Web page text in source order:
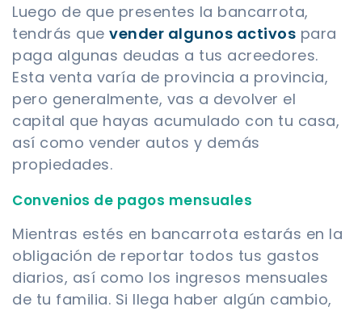
Luego de que presentes la bancarrota,
tendrás que vender algunos activos para
paga algunas deudas a tus acreedores.
Esta venta varía de provincia a provincia,
pero generalmente, vas a devolver el
capital que hayas acumulado con tu casa,
así como vender autos y demás
propiedades.
Convenios de pagos mensuales
Mientras estés en bancarrota estarás en la
obligación de reportar todos tus gastos
diarios, así como los ingresos mensuales
de tu familia. Si llega haber algún cambio,